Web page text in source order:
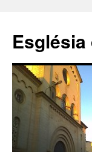
contenido
Església